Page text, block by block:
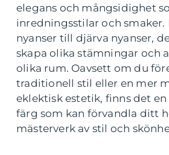
elegans och mångsidighet
inredningsstilar och smaker.
nyanser till djärva nyanser,
skapa olika stämningar och
olika rum. Oavsett om du
traditionell stil eller en mer
eklektisk estetik, finns det en
färg som kan förvandla ditt
mästerverk av stil och